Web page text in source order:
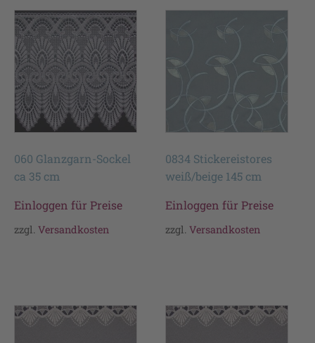
060 Glanzgarn-Sockel
ca 35 cm
Einloggen für Preise
zzgl. Versandkosten
0834 Stickereistores
weiß/beige 145 cm
Einloggen für Preise
zzgl.Versandkosten